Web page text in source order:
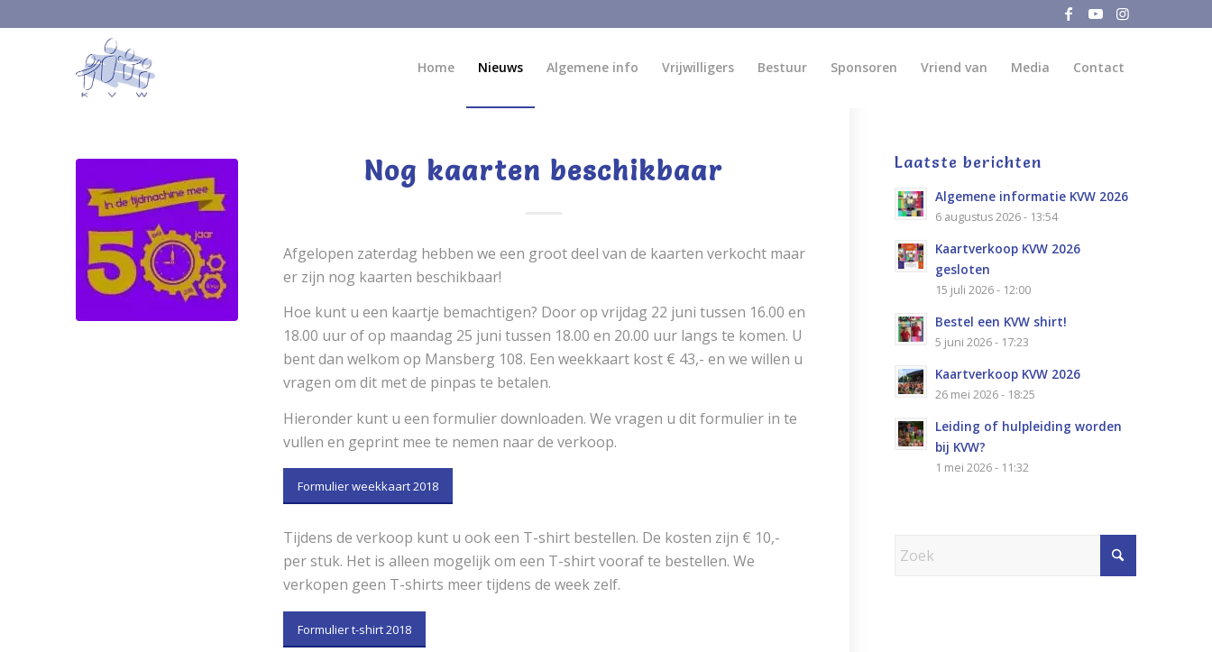
Home Nieuws Algemene info Vrijwilligers Bestuur Sponsoren Vriend van Media Contact
Nog kaarten beschikbaar
Afgelopen zaterdag hebben we een groot deel van de kaarten verkocht maar
er zijn nog kaarten beschikbaar!
Hoe kunt u een kaartje bemachtigen? Door op vrijdag 22 juni tussen 16.00 en
18.00 uur of op maandag 25 juni tussen 18.00 en 20.00 uur langs te komen. U
bent dan welkom op Mansberg 108. Een weekkaart kost € 43,- en we willen u
vragen om dit met de pinpas te betalen.
Hieronder kunt u een formulier downloaden. We vragen u dit formulier in te
vullen en geprint mee te nemen naar de verkoop.
Formulier weekkaart 2018
Tijdens de verkoop kunt u ook een T-shirt bestellen. De kosten zijn € 10,-
per stuk. Het is alleen mogelijk om een T-shirt vooraf te bestellen. We
verkopen geen T-shirts meer tijdens de week zelf.
Formulier t-shirt 2018
Laatste berichten
Algemene informatie KVW 2026
6 augustus 2026 - 13:54
Kaartverkoop KVW 2026
gesloten
15 juli 2026 - 12:00
Bestel een KVW shirt!
5 juni 2026 - 17:23
Kaartverkoop KVW 2026
26 mei 2026 - 18:25
Leiding of hulpleiding worden
bij KVW?
1 mei 2026 - 11:32